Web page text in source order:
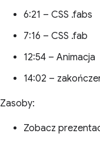
6:21 – CSS .fabs
7:16 – CSS .fab
12:54 – Animacja
14:02 –
Zasoby:
Zobacz